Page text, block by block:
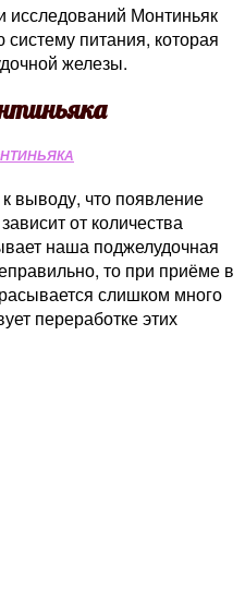
исследований Монтиньяк
питания, которая
железы.
выводу, что появление
от количества
наша поджелудочная
то при приёме в
слишком много
переработке этих